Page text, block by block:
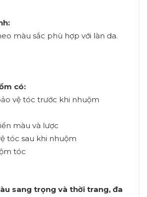
màu sắc phù hợp với làn da.
có:
vệ tóc trước khi nhuộm
màu và lược
tóc sau khi nhuộm
tóc
sang trọng và thời trang, đa